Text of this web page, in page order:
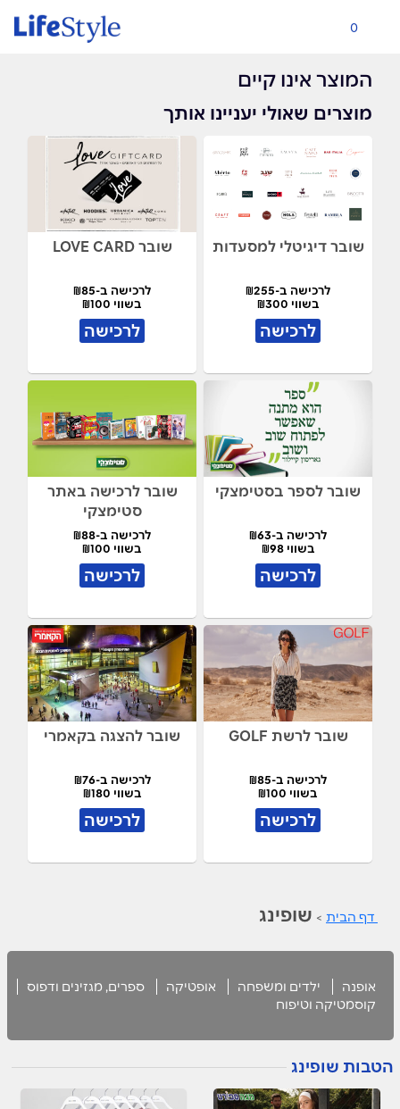
0
המוצר אינו קיים
מוצרים שאולי יעניינו אותך
שובר דיגיטלי למסעדות
לרכישה ב-₪255
בשווי ₪300
לרכישה
שובר LOVE CARD
לרכישה ב-₪85
בשווי ₪100
לרכישה
שובר לספר בסטימצקי
לרכישה ב-₪63
בשווי ₪98
לרכישה
שובר לרכישה באתר
סטימצקי
לרכישה ב-₪88
בשווי ₪100
לרכישה
שובר לרשת GOLF
לרכישה ב-₪85
בשווי ₪100
לרכישה
שובר להצגה בקאמרי
לרכישה ב-₪76
בשווי ₪180
לרכישה
דף הבית > שופינג
אופנה ילדים ומשפחה אופטיקה
ספרים, מגזינים ודפוס
קוסמטיקה וטיפוח
הטבות שופינג